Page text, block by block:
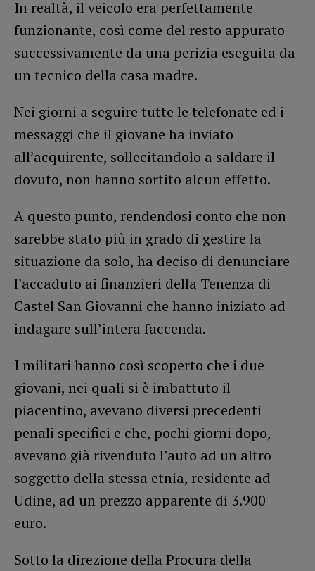
In realtà, il veicolo era perfettamente
funzionante, così come del resto appurato
successivamente da una perizia eseguita da
un tecnico della casa madre.
Nei giorni a seguire tutte le telefonate ed i
messaggi che il giovane ha inviato
all’acquirente, sollecitandolo a saldare il
dovuto, non hanno sortito alcun effetto.
A questo punto, rendendosi conto che non
sarebbe stato più in grado di gestire la
situazione da solo, ha deciso di denunciare
l’accaduto ai finanzieri della Tenenza di
Castel San Giovanni che hanno iniziato ad
indagare sull’intera faccenda.
I militari hanno così scoperto che i due
giovani, nei quali si è imbattuto il
piacentino, avevano diversi precedenti
penali specifici e che, pochi giorni dopo,
avevano già rivenduto l’auto ad un altro
soggetto della stessa etnia, residente ad
Udine, ad un prezzo apparente di 3.900
euro.
Sotto la direzione della Procura della